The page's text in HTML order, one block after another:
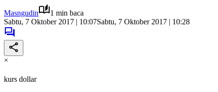
Masngudin
1 min baca
Sabtu, 7 Oktober 2017 | 10:07Sabtu, 7 Oktober 2017 | 10:28
×
kurs dollar